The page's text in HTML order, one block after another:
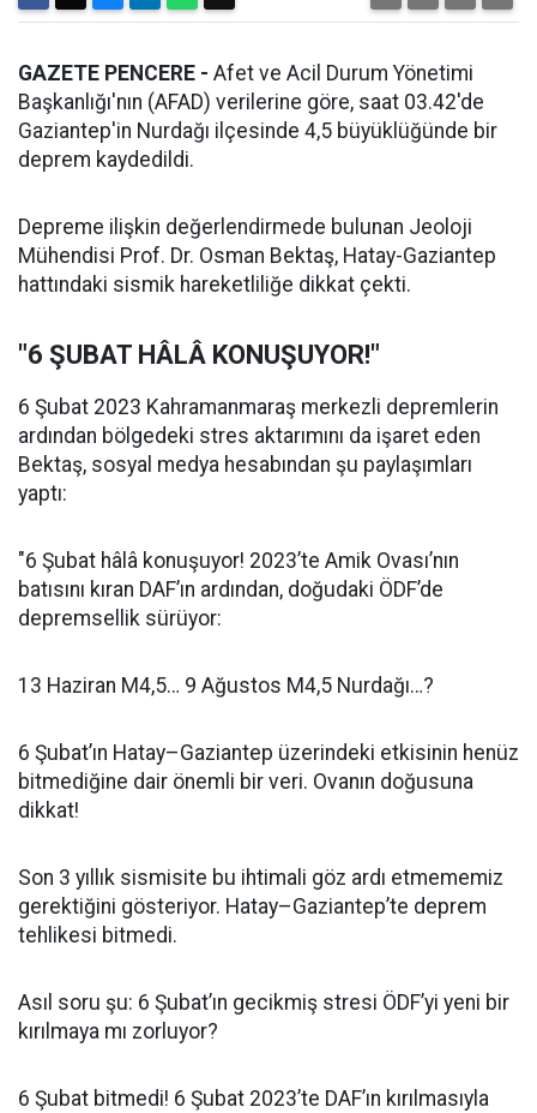
GAZETE PENCERE - Afet ve Acil Durum Yönetimi
Başkanlığı'nın (AFAD) verilerine göre, saat 03.42'de
Gaziantep'in Nurdağı ilçesinde 4,5 büyüklüğünde bir
deprem kaydedildi.
Depreme ilişkin değerlendirmede bulunan Jeoloji
Mühendisi Prof. Dr. Osman Bektaş, Hatay-Gaziantep
hattındaki sismik hareketliliğe dikkat çekti.
"6 ŞUBAT HÂLÂ KONUŞUYOR!"
6 Şubat 2023 Kahramanmaraş merkezli depremlerin
ardından bölgedeki stres aktarımını da işaret eden
Bektaş, sosyal medya hesabından şu paylaşımları
yaptı:
"6 Şubat hâlâ konuşuyor! 2023’te Amik Ovası’nın
batısını kıran DAF’ın ardından, doğudaki ÖDF’de
depremsellik sürüyor:
13 Haziran M4,5… 9 Ağustos M4,5 Nurdağı…?
6 Şubat’ın Hatay–Gaziantep üzerindeki etkisinin henüz
bitmediğine dair önemli bir veri. Ovanın doğusuna
dikkat!
Son 3 yıllık sismisite bu ihtimali göz ardı etmememiz
gerektiğini gösteriyor. Hatay–Gaziantep’te deprem
tehlikesi bitmedi.
Asıl soru şu: 6 Şubat’ın gecikmiş stresi ÖDF’yi yeni bir
kırılmaya mı zorluyor?
6 Şubat bitmedi! 6 Şubat 2023’te DAF’ın kırılmasıyla